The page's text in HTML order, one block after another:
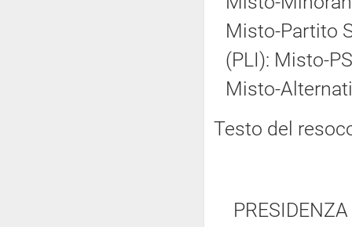
Misto-Partito
(PLI): Misto-
Misto-
Testo del